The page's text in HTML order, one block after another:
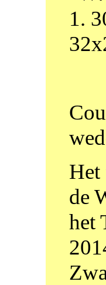
1.
Het
de
het